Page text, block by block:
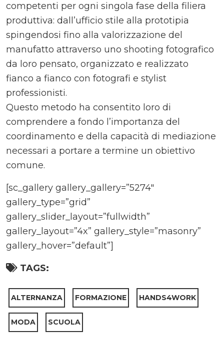
competenti per ogni singola fase della filiera
produttiva: dall’ufficio stile alla prototipia
spingendosi fino alla valorizzazione del
manufatto attraverso uno shooting fotografico
da loro pensato, organizzato e realizzato
fianco a fianco con fotografi e stylist
professionisti.
Questo metodo ha consentito loro di
comprendere a fondo l’importanza del
coordinamento e della capacità di mediazione
necessari a portare a termine un obiettivo
comune.
[sc_gallery gallery_gallery=”5274″
gallery_type=”grid”
gallery_slider_layout=”fullwidth”
gallery_layout=”4x” gallery_style=”masonry”
gallery_hover=”default”]
TAGS:
ALTERNANZA FORMAZIONE HANDS4WORK
MODA SCUOLA